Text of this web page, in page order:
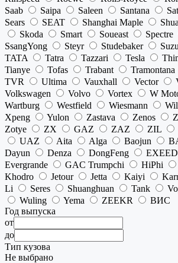
Saab
Saipa Saleen Santana
Sears
SEAT Shanghai Maple
Skoda
Smart Soueast Spectre
SsangYong
Steyr Studebaker
TATA
Tatra Tazzari Tesla
Tianye
Tofas Trabant Tramontana
TVR
Ultima Vauxhall Vector
Volkswagen
Volvo Vortex W
Wartburg
Westfield Wiesmann
Xpeng
Yulon Zastava Zenos
Zotye
ZX GAZ ZAZ ZIL
UAZ
Aita Alga Baojun
Dayun
Denza DongFeng EXEED
Evergrande
GAC Trumpchi HiPhi
Khodro
Jetour Jetta Kaiyi
Li
Seres Shuanghuan Tank
Wuling
Yema ZEEKR
ВИС
Год выпуска
от
до
Тип кузова
Не выбрано